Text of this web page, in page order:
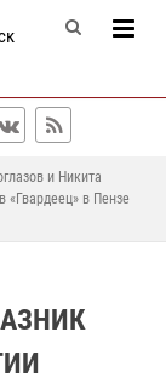
и Никита
«Гвардеец» в Пензе